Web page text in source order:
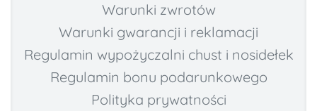
Warunki zwrotów
Warunki gwarancji i reklamacji
Regulamin wypożyczalni chust i nosidełek
Regulamin bonu podarunkowego
Polityka prywatności